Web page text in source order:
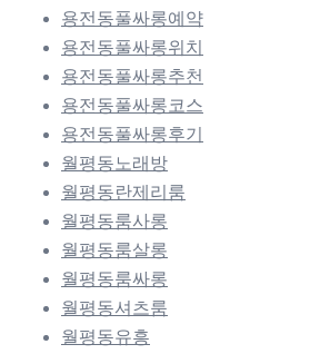
용전동풀싸롱예약
용전동풀싸롱위치
용전동풀싸롱추천
용전동풀싸롱코스
용전동풀싸롱후기
월평동노래방
월평동란제리룸
월평동룸사롱
월평동룸살롱
월평동룸싸롱
월평동셔츠룸
월평동유흥